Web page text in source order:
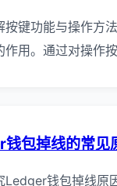
按键功能与操作方
作用。通过对操作
包掉线的常见
Ledger钱包掉线原